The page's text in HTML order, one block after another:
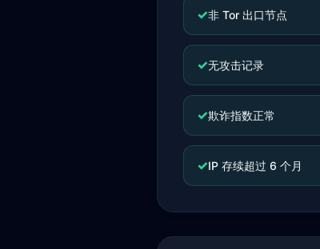
✓非 Tor 出口节点
✓无攻击记录
✓欺诈指数正常
✓IP 存续超过 6 个月